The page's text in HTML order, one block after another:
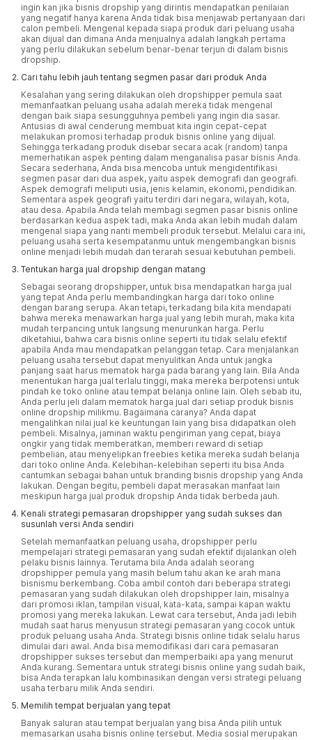
ingin kan jika bisnis dropship yang dirintis mendapatkan penilaian
yang negatif hanya karena Anda tidak bisa menjawab pertanyaan dari
calon pembeli. Mengenal kepada siapa produk dari peluang usaha
akan dijual dan dimana Anda menjualnya adalah langkah pertama
yang perlu dilakukan sebelum benar-benar terjun di dalam bisnis
dropship.
Cari tahu lebih jauh tentang segmen pasar dari produk Anda
Kesalahan yang sering dilakukan oleh dropshipper pemula saat
memanfaatkan peluang usaha adalah mereka tidak mengenal
dengan baik siapa sesungguhnya pembeli yang ingin dia sasar.
Antusias di awal cenderung membuat kita ingin cepat-cepat
melakukan promosi terhadap produk bisnis online yang dijual.
Sehingga terkadang produk disebar secara acak (random) tanpa
memerhatikan aspek penting dalam menganalisa pasar bisnis Anda.
Secara sederhana, Anda bisa mencoba untuk mengidentifikasi
segmen pasar dari dua aspek, yaitu aspek demografi dan geografi.
Aspek demografi meliputi usia, jenis kelamin, ekonomi, pendidikan.
Sementara aspek geografi yaitu terdiri dari negara, wilayah, kota,
atau desa. Apabila Anda telah membagi segmen pasar bisnis online
berdasarkan kedua aspek tadi, maka Anda akan lebih mudah dalam
mengenal siapa yang nanti membeli produk tersebut. Melalui cara ini,
peluang usaha serta kesempatanmu untuk mengembangkan bisnis
online menjadi lebih mudah dan terarah sesuai kebutuhan pembeli.
Tentukan harga jual dropship dengan matang
Sebagai seorang dropshipper, untuk bisa mendapatkan harga jual
yang tepat Anda perlu membandingkan harga dari toko online
dengan barang serupa. Akan tetapi, terkadang bila kita mendapati
bahwa mereka menawarkan harga jual yang lebih murah, maka kita
mudah terpancing untuk langsung menurunkan harga. Perlu
diketahiui, bahwa cara bisnis online seperti itu tidak selalu efektif
apabila Anda mau mendapatkan pelanggan tetap. Cara menjalankan
peluang usaha tersebut dapat menyulitkan Anda untuk jangka
panjang saat harus mematok harga pada barang yang lain. Bila Anda
menentukan harga jual terlalu tinggi, maka mereka berpotensi untuk
pindah ke toko online atau tempat belanja online lain. Oleh sebab itu,
Anda perlu jeli dalam mematok harga jual dari setiap produk bisnis
online dropship milikmu. Bagaimana caranya? Anda dapat
mengalihkan nilai jual ke keuntungan lain yang bisa didapatkan oleh
pembeli. Misalnya, jaminan waktu pengiriman yang cepat, biaya
ongkir yang tidak memberatkan, memberi reward di setiap
pembelian, atau menyelipkan freebies ketika mereka sudah belanja
dari toko online Anda. Kelebihan-kelebihan seperti itu bisa Anda
cantumkan sebagai bahan untuk branding bisnis dropship yang Anda
lakukan. Dengan begitu, pembeli dapat merasakan manfaat lain
meskipun harga jual produk dropship Anda tidak berbeda jauh.
Kenali strategi pemasaran dropshipper yang sudah sukses dan
susunlah versi Anda sendiri
Setelah memanfaatkan peluang usaha, dropshipper perlu
mempelajari strategi pemasaran yang sudah efektif dijalankan oleh
pelaku bisnis lainnya. Terutama bila Anda adalah seorang
dropshipper pemula yang masih belum tahu akan ke arah mana
bisnismu berkembang. Coba ambil contoh dari beberapa strategi
pemasaran yang sudah dilakukan oleh dropshipper lain, misalnya
dari promosi iklan, tampilan visual, kata-kata, sampai kapan waktu
promosi yang mereka lakukan. Lewat cara tersebut, Anda jadi lebih
mudah saat harus menyusun strategi pemasaran yang cocok untuk
produk peluang usaha Anda. Strategi bisnis online tidak selalu harus
dimulai dari awal. Anda bisa memodifikasi dari cara pemasaran
dropshipper sukses tersebut dan memperbaiki apa yang menurut
Anda kurang. Sementara untuk strategi bisnis online yang sudah baik,
bisa Anda terapkan lalu kombinasikan dengan versi strategi peluang
usaha terbaru milik Anda sendiri.
Memilih tempat berjualan yang tepat
Banyak saluran atau tempat berjualan yang bisa Anda pilih untuk
memasarkan usaha bisnis online tersebut. Media sosial merupakan